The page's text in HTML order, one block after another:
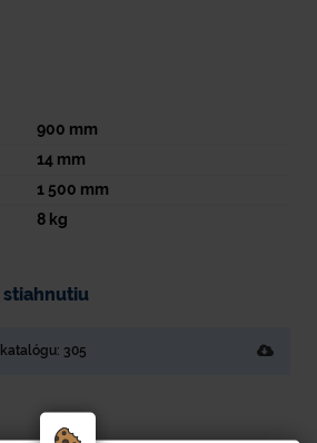
900 mm
14mm
1 500 mm
8kg
305